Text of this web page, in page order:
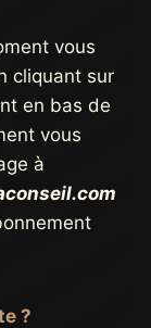
vous
cliquant sur
en bas de
vous
à
?